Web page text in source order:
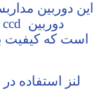
لنز استفاده